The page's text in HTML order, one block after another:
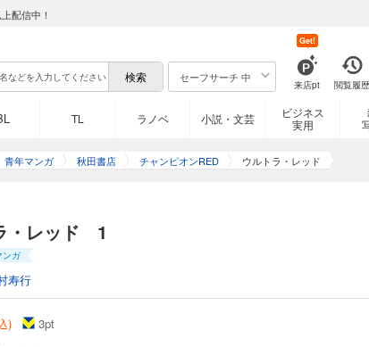
配信中！
セーフサーチ 中
来店pt
Get!
閲覧履歴
TL ラノベ 小説・文芸
ビジネス
実用
青年マンガ 秋田書店 チャンピオンRED ウルトラ・レッド
・レッド 1
ンガ
寿行
) 3pt